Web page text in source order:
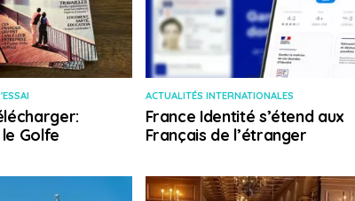
Golfe
ACTUALITÉS INTERNATIONALES
France Identité s’étend aux
Français de l’étranger